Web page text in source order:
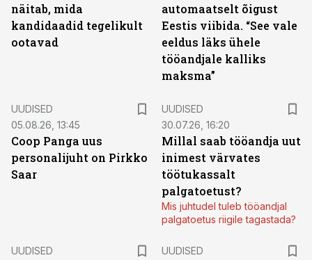
näitab, mida
kandidaadid tegelikult
ootavad
automaatselt õigust
Eestis viibida. “See vale
eeldus läks ühele
tööandjale kalliks
maksma”
UUDISED
05.08.26, 13:45
Coop Panga uus
personalijuht on Pirkko
Saar
UUDISED
30.07.26, 16:20
Millal saab tööandja uut
inimest värvates
töötukassalt
palgatoetust?
Mis juhtudel tuleb tööandjal
palgatoetus riigile tagastada?
UUDISED
UUDISED